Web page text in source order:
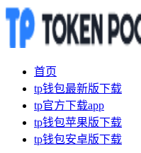
首页
tp钱包最新版下载
tp官方下载app
tp钱包苹果版下载
tp钱包安卓版下载